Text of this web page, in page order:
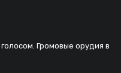
Громовые орудия в